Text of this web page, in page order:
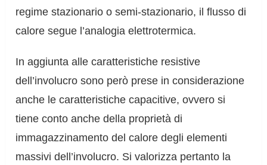
regime stazionario o semi-stazionario, il flusso di
calore segue l’analogia elettrotermica.
In aggiunta alle caratteristiche resistive
dell’involucro sono però prese in considerazione
anche le caratteristiche capacitive, ovvero si
tiene conto anche della proprietà di
immagazzinamento del calore degli elementi
massivi dell’involucro. Si valorizza pertanto la